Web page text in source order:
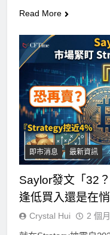
Read More
即市消息 最新資訊
Saylor發文「32
逢低買入還是在
Crystal Hui 2 個